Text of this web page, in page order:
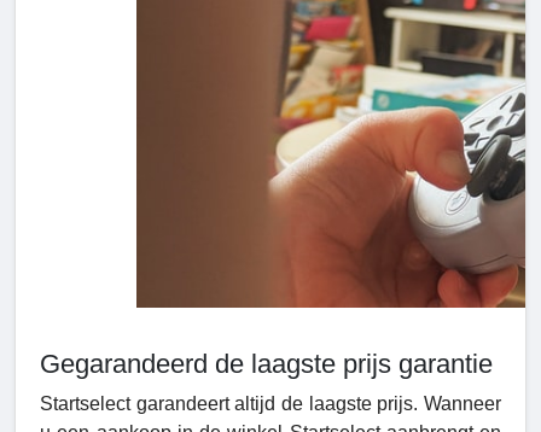
Gegarandeerd de laagste prijs garantie
Startselect garandeert altijd de laagste prijs. Wanneer